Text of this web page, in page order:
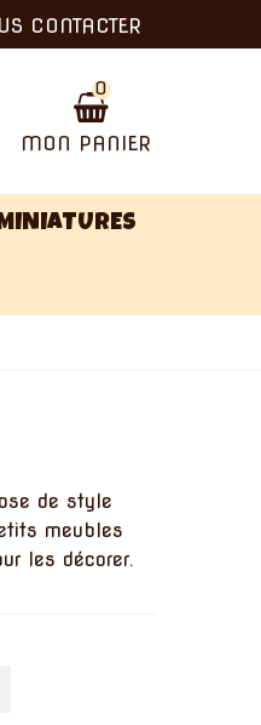
CONTACTER
0
MON PANIER
de style
meubles
les décorer.